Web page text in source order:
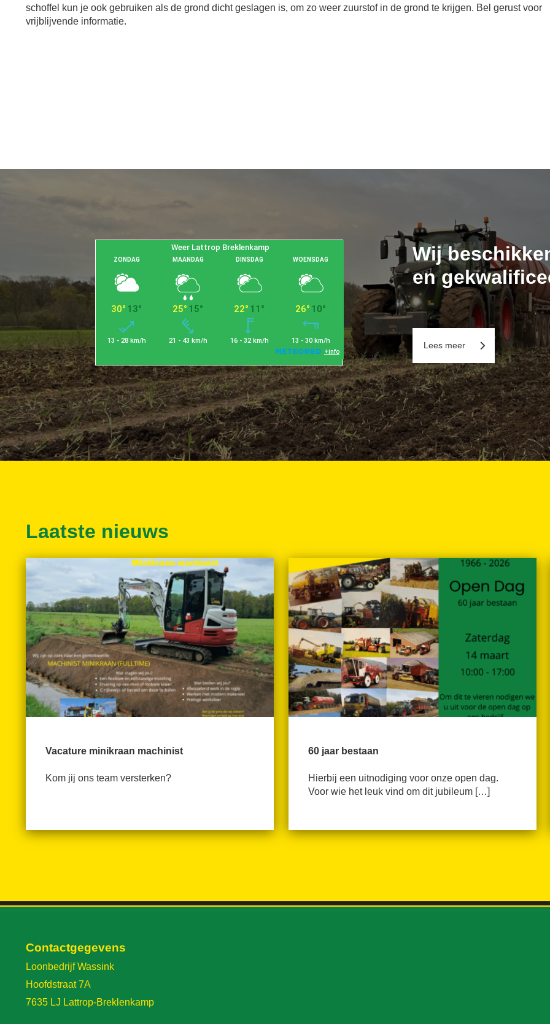
schoffel kun je ook gebruiken als de grond dicht geslagen is, om zo weer zuurstof in de grond te krijgen. Bel gerust voor
vrijblijvende informatie.
Wij
en
Lees meer
Laatste nieuws
Vacature minikraan machinist
Kom jij ons team versterken?
60 jaar bestaan
Hierbij een uitnodiging voor onze open dag.
Voor wie het leuk vind om dit jubileum […]
Contactgegevens
Loonbedrijf Wassink
Hoofdstraat 7A
7635 LJ Lattrop-Breklenkamp